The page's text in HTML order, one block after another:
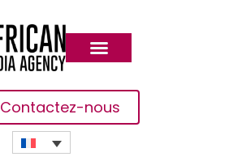
Contactez-nous